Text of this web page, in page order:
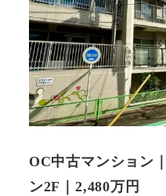
OC中古マンション
ン2F｜2,480万円